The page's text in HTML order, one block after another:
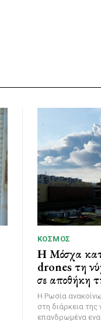
ΚΌΣΜΟΣ
Η Μόσχα
drones τη
σε αποθήκη
Η Ρωσία
στη διάρκεια της
επανδρωμένα